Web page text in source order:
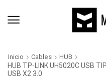
Inicio Cables HUB
HUB TP-LINK UH5020C USB
USB X2 3.0